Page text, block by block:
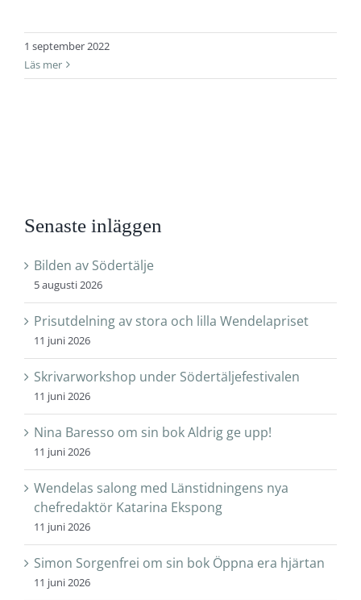
1 september 2022
Läs mer
Senaste inläggen
Bilden av Södertälje
5 augusti 2026
Prisutdelning av stora och lilla Wendelapriset
11 juni 2026
Skrivarworkshop under Södertäljefestivalen
11 juni 2026
Nina Baresso om sin bok Aldrig ge upp!
11 juni 2026
Wendelas salong med Länstidningens nya
chefredaktör Katarina Ekspong
11 juni 2026
Simon Sorgenfrei om sin bok Öppna era hjärtan
11 juni 2026